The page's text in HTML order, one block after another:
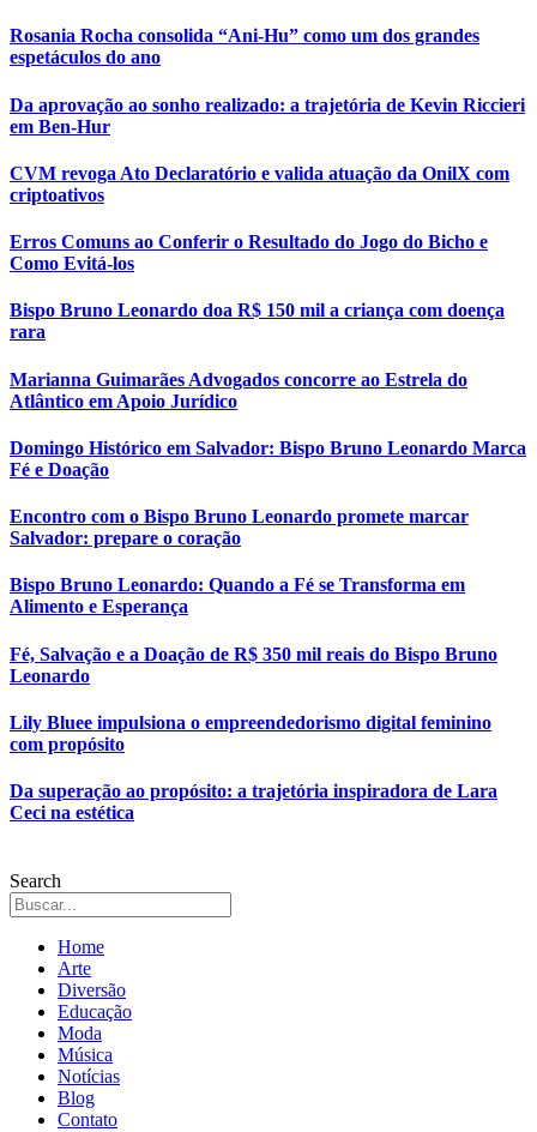
Rosania Rocha consolida “Ani-Hu” como um dos grandes
espetáculos do ano
Da aprovação ao sonho realizado: a trajetória de Kevin Riccieri
em Ben-Hur
CVM revoga Ato Declaratório e valida atuação da OnilX com
criptoativos
Erros Comuns ao Conferir o Resultado do Jogo do Bicho e
Como Evitá-los
Bispo Bruno Leonardo doa R$ 150 mil a criança com doença
rara
Marianna Guimarães Advogados concorre ao Estrela do
Atlântico em Apoio Jurídico
Domingo Histórico em Salvador: Bispo Bruno Leonardo Marca
Fé e Doação
Encontro com o Bispo Bruno Leonardo promete marcar
Salvador: prepare o coração
Bispo Bruno Leonardo: Quando a Fé se Transforma em
Alimento e Esperança
Fé, Salvação e a Doação de R$ 350 mil reais do Bispo Bruno
Leonardo
Lily Bluee impulsiona o empreendedorismo digital feminino
com propósito
Da superação ao propósito: a trajetória inspiradora de Lara
Ceci na estética
Search
Home
Arte
Diversão
Educação
Moda
Música
Notícias
Blog
Contato